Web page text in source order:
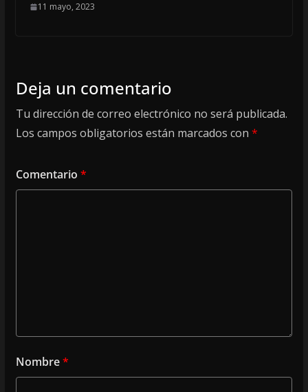
11 mayo, 2023
Deja un comentario
Tu dirección de correo electrónico no será publicada.
Los campos obligatorios están marcados con *
Comentario *
Nombre*